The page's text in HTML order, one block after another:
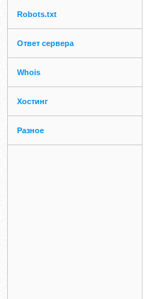
Robots.txt
Ответ сервера
Whois
Хостинг
Разное